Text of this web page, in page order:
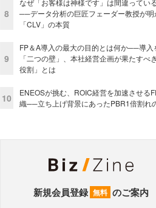
8
なぜ「お客様は神様です」は間違ってい
──データ分析の巨匠フェーダー教授が明
「CLV」の本質
9
FP＆A導入の最大の目的とは何か──導入
「二つの壁」、本社経営企画が果たすべ
役割」とは
10
ENEOSが挑む、ROIC経営を加速させる
織──立ち上げ背景にあったPBR1倍割れ
新規会員登録 無料 のご案内